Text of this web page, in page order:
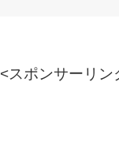
<スポンサーリン